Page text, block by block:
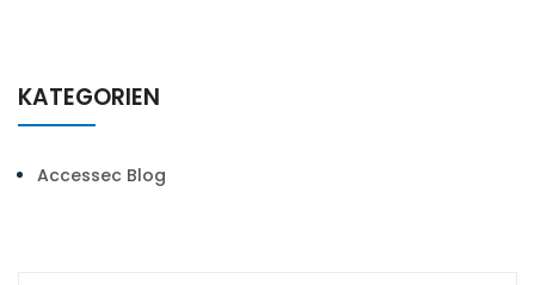
KATEGORIEN
Accessec Blog